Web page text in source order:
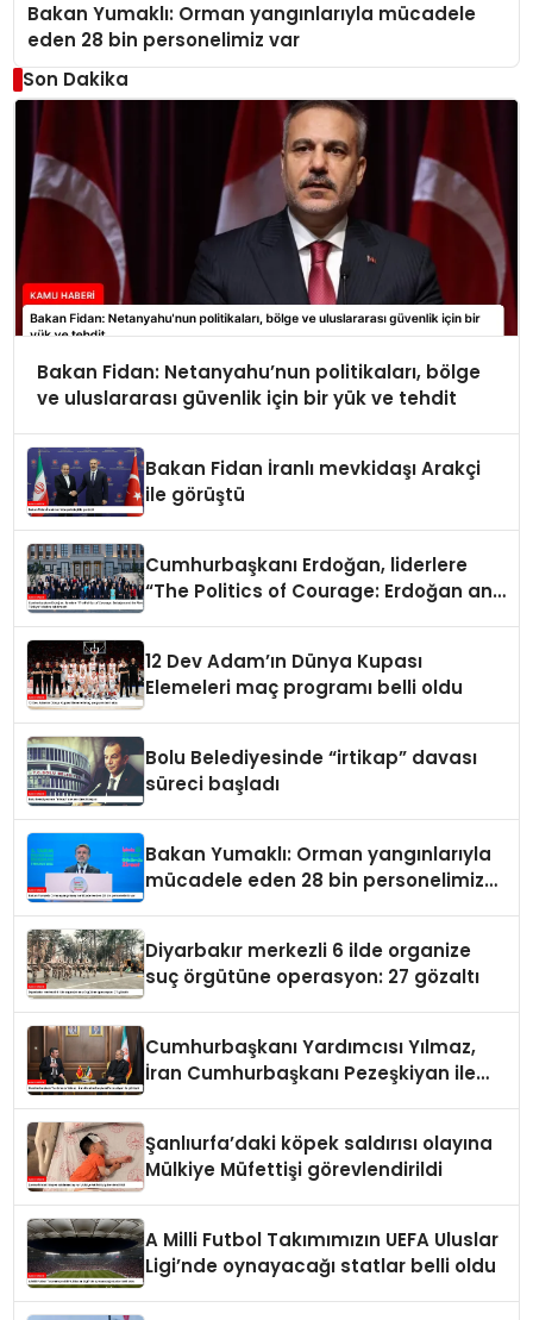
Bakan Yumaklı: Orman yangınlarıyla mücadele
eden 28 bin personelimiz var
Son Dakika
Bakan Fidan: Netanyahu’nun politikaları, bölge
ve uluslararası güvenlik için bir yük ve tehdit
Bakan Fidan İranlı mevkidaşı Arakçi
ile görüştü
Cumhurbaşkanı Erdoğan, liderlere
“The Politics of Courage: Erdoğan and
12 Dev Adam’ın Dünya Kupası
Elemeleri maç programı belli oldu
Bolu Belediyesinde “irtikap” davası
süreci başladı
Bakan Yumaklı: Orman yangınlarıyla
mücadele eden 28 bin personelimiz
Diyarbakır merkezli 6 ilde organize
suç örgütüne operasyon: 27 gözaltı
Cumhurbaşkanı Yardımcısı Yılmaz,
İran Cumhurbaşkanı Pezeşkiyan ile
Şanlıurfa’daki köpek saldırısı olayına
Mülkiye Müfettişi görevlendirildi
A Milli Futbol Takımımızın UEFA Uluslar
Ligi’nde oynayacağı statlar belli oldu